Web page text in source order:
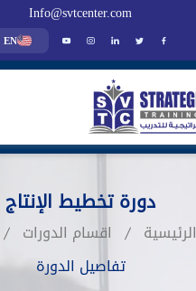
Info@svtcenter.com
EN
دورة تخطيط الإنتاج
الرئيسية
اقسام الدورات
تفاصيل الدورة